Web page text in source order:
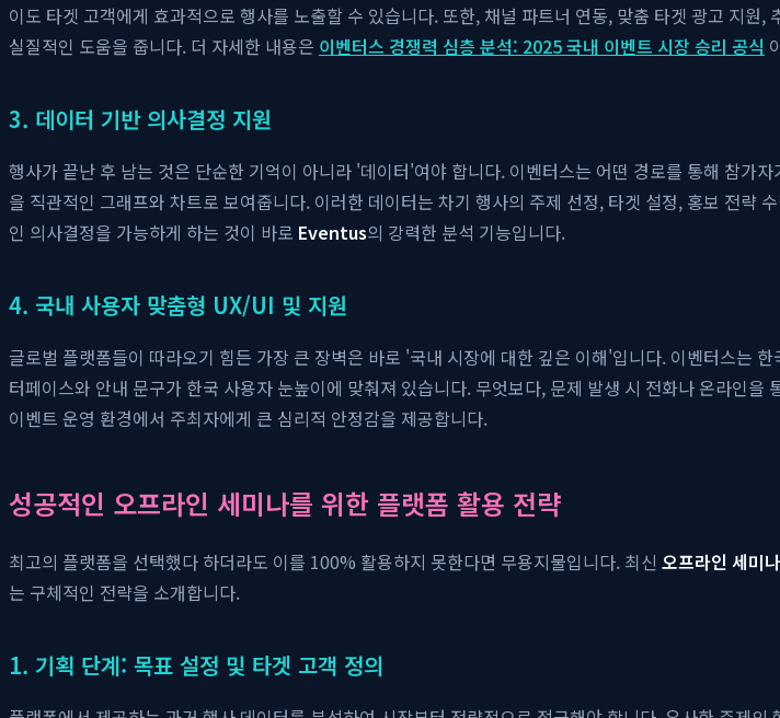
이도 타겟 고객에게 효과적으로 행사를 노출할 수 있습니다. 또한, 채널 파트너 연동, 맞춤 타겟 광고 지
실질적인 도움을 줍니다. 더 자세한 내용은 이벤터스 경쟁력 심층 분석: 2025 국내 이벤트 시장 승리 공식
3. 데이터 기반 의사결정 지원
행사가 끝난 후 남는 것은 단순한 기억이 아니라 '데이터'여야 합니다. 이벤터스는 어떤 경로를 통해 참가
을 직관적인 그래프와 차트로 보여줍니다. 이러한 데이터는 차기 행사의 주제 선정, 타겟 설정, 홍보 전략
인 의사결정을 가능하게 하는 것이 바로 Eventus의 강력한 분석 기능입니다.
4. 국내 사용자 맞춤형 UX/UI 및 지원
글로벌 플랫폼들이 따라오기 힘든 가장 큰 장벽은 바로 '국내 시장에 대한 깊은 이해'입니다. 이벤터스는
터페이스와 안내 문구가 한국 사용자 눈높이에 맞춰져 있습니다. 무엇보다, 문제 발생 시 전화나 온라인
이벤트 운영 환경에서 주최자에게 큰 심리적 안정감을 제공합니다.
성공적인 오프라인 세미나를 위한 플랫폼 활용 전략
최고의 플랫폼을 선택했다 하더라도 이를 100% 활용하지 못한다면 무용지물입니다. 최신 오프라인 세미
는 구체적인 전략을 소개합니다.
1. 기획 단계: 목표 설정 및 타겟 고객 정의